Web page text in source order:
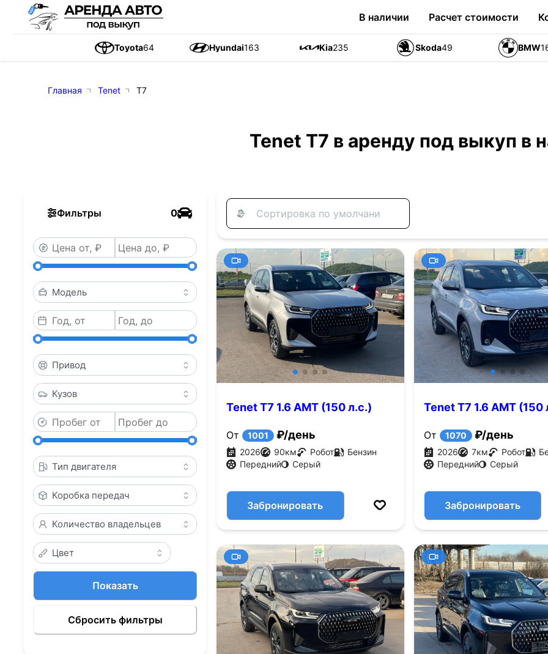
В наличии Расчет стоимости
Toyota64 Hyundai163 Kia235 Skoda49 BMW
Главная Tenet T7
Tenet T7 в аренду под выкуп в
Фильтры 0
Модель
Привод
Кузов
Тип двигателя
Коробка передач
Количество владельцев
Цвет
Показать
Сбросить фильтры
Tenet T7 1.6 AMT (150 л.с.)
От 1001 ₽/день
2026 90км Робот
Бензин
Передний
Серый
Забронировать
Tenet T7 1.6 AMT (150
От 1070 ₽/день
2026 7км Робот
Передний
Серый
Забронировать